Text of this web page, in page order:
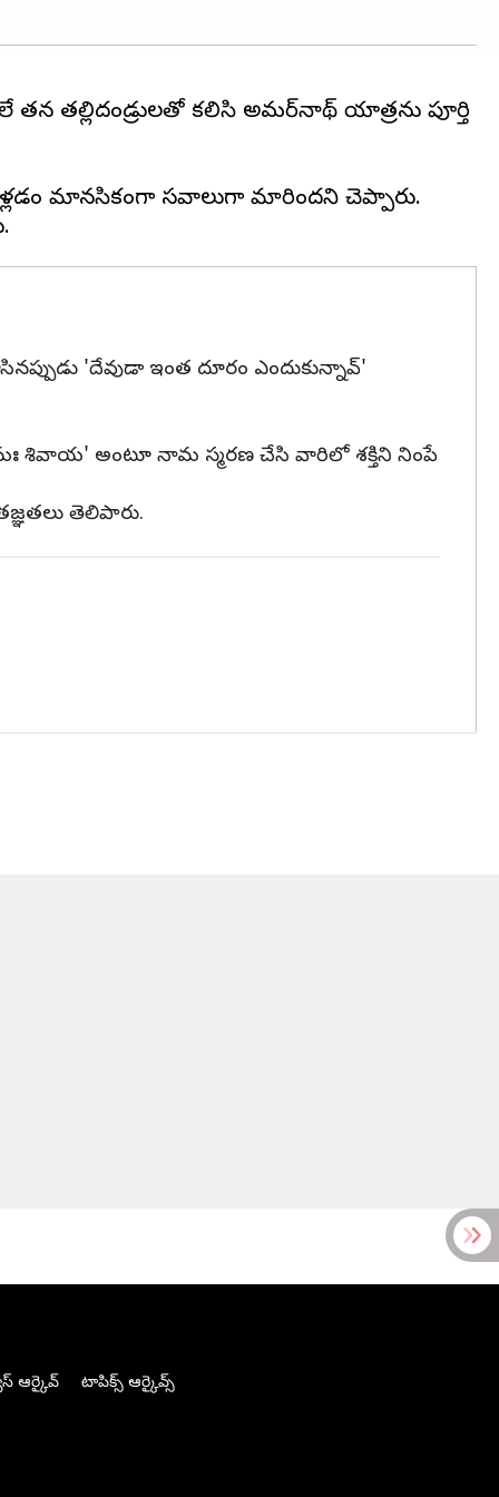
తన తల్లిదండ్రులతో కలిసి అమర్‌నాథ్ యాత్రను పూర్తి
మానసికంగా సవాలుగా మారిందని చెప్పారు.
'దేవుడా ఇంత దూరం ఎందుకున్నావ్'
శివాయ' అంటూ నామ స్మరణ చేసి వారిలో శక్తిని నింపే
తెలిపారు.
ఆర్కైవ్ టాపిక్స్ ఆర్కైవ్స్